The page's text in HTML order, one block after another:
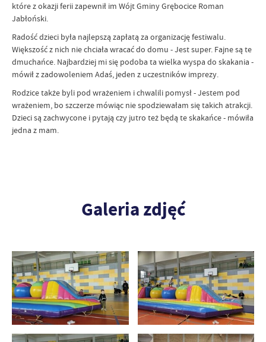
które z okazji ferii zapewnił im Wójt Gminy Grębocice Roman
Jabłoński.
Radość dzieci była najlepszą zapłatą za organizację festiwalu.
Większość z nich nie chciała wracać do domu - Jest super. Fajne są te
dmuchańce. Najbardziej mi się podoba ta wielka wyspa do skakania -
mówił z zadowoleniem Adaś, jeden z uczestników imprezy.
Rodzice także byli pod wrażeniem i chwalili pomysł - Jestem pod
wrażeniem, bo szczerze mówiąc nie spodziewałam się takich atrakcji.
Dzieci są zachwycone i pytają czy jutro też będą te skakańce - mówiła
jedna z mam.
Galeria zdjęć